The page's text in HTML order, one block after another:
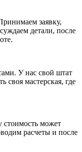
заявку,
детали, после
У нас свой штат
своя мастерская, где
может
расчеты и после